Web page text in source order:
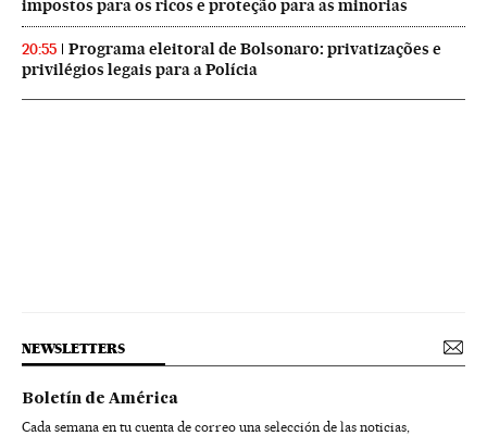
impostos para os ricos e proteção para as minorias
20:55
Programa eleitoral de Bolsonaro: privatizações e
privilégios legais para a Polícia
NEWSLETTERS
Boletín de América
Cada semana en tu cuenta de correo una selección de las noticias,